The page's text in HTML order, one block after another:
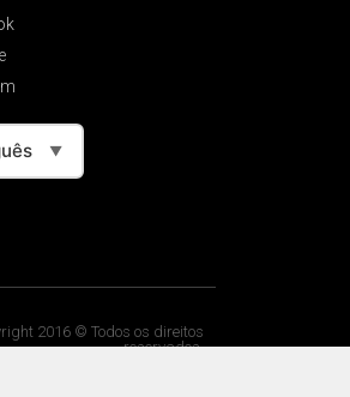
▼
2016 © Todos os direitos
reservados.